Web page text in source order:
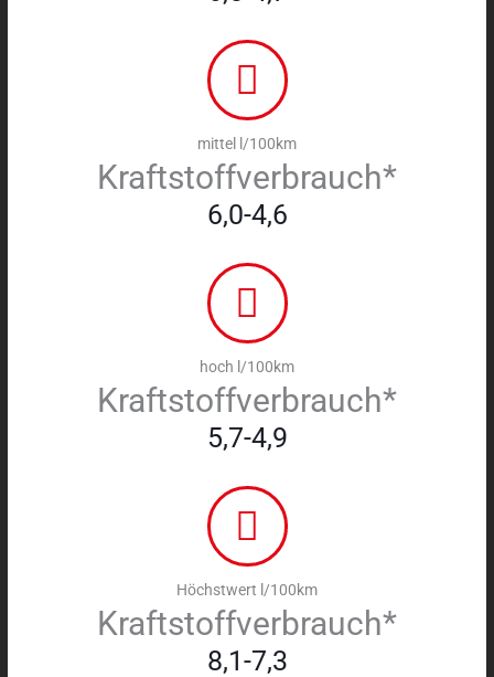
mittel l/100km
Kraftstoffverbrauch*
6,0-4,6
hoch l/100km
Kraftstoffverbrauch*
5,7-4,9
Höchstwert l/100km
Kraftstoffverbrauch*
8,1-7,3